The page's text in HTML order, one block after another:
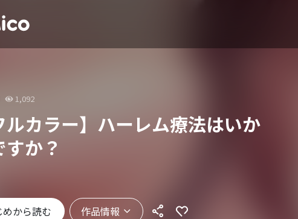
1,092
ルカラー】ハーレム療法はいか
か？
めから読む 作品情報